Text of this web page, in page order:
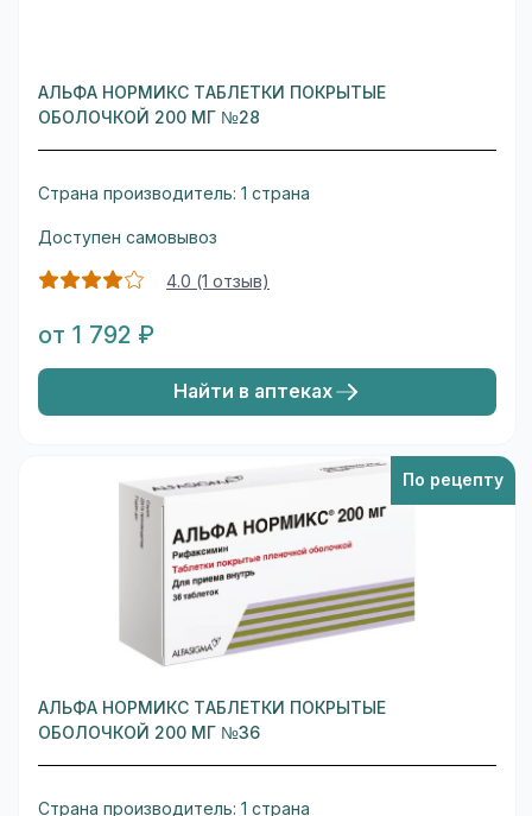
АЛЬФА НОРМИКС ТАБЛЕТКИ ПОКРЫТЫЕ
ОБОЛОЧКОЙ 200 МГ №28
Страна производитель: 1 страна
Доступен самовывоз
4.0 (1 отзыв)
от 1 792 ₽
Найти в аптеках
По рецепту
АЛЬФА НОРМИКС ТАБЛЕТКИ ПОКРЫТЫЕ
ОБОЛОЧКОЙ 200 МГ №36
Страна производитель: 1 страна